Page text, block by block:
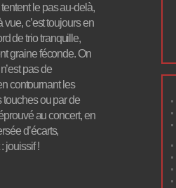
le pas au-delà,
vue, c’est toujours en
de trio tranquille,
graine féconde. On
pas de
contournant les
touches ou par de
au concert, en
d’écarts,
jouissif !